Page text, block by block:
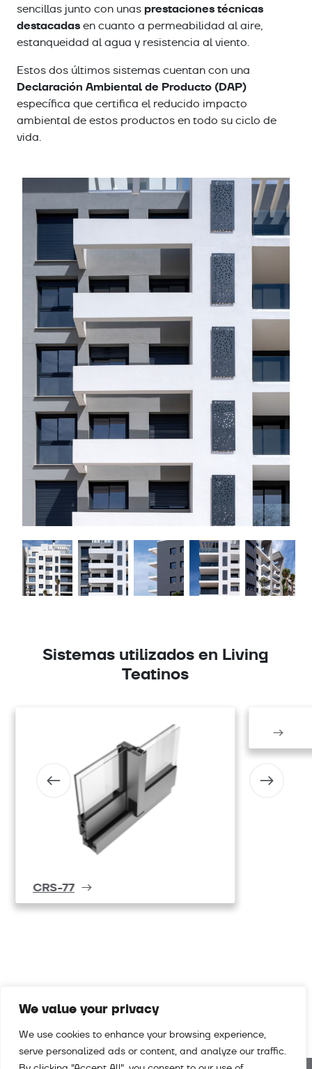
We value your privacy
We use cookies to enhance your browsing experience,
serve personalized ads or content, and analyze our traffic.
sencillas junto con unasprestaciones técnicas
destacadasen cuanto a permeabilidad al aire,
estanqueidad al agua y resistencia al viento.
Estos dos últimos sistemas cuentan con una
Declaración Ambiental de Producto (DAP)
específica que certifica el reducido impacto
ambiental de estos productos en todo su ciclo de
vida.
Sistemas utilizados en Living
Teatinos
CRS-77